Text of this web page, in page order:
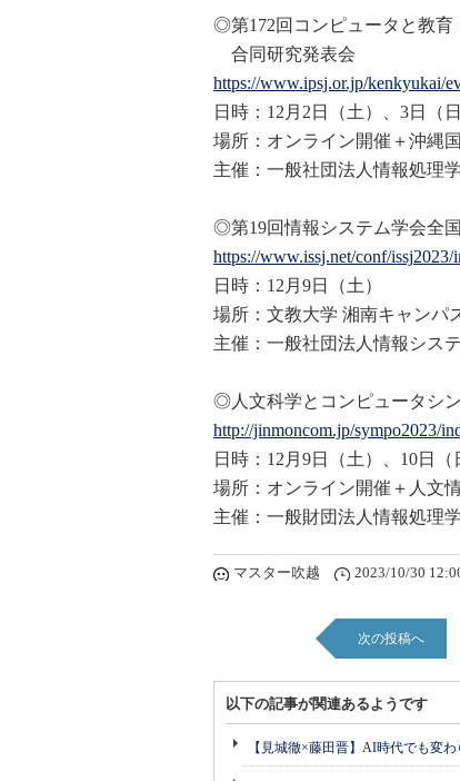
◎第172回コンピュータと教育
合同研究発表会
https://www.ipsj.or.jp/kenkyukai/
日時：12月2日（土）、3日（日
場所：オンライン開催＋沖縄
主催：一般社団法人情報処理
◎第19回情報システム学会全
https://www.issj.net/conf/issj2023/
日時：12月9日（土）
場所：文教大学 湘南キャンパ
主催：一般社団法人情報シス
◎人文科学とコンピュータシ
http://jinmoncom.jp/sympo2023/
日時：12月9日（土）、10日（
場所：オンライン開催＋人文
主催：一般財団法人情報処理
マスター吹越 2023/10/30
次の投稿へ
以下の記事が関連あるようです
【見城徹×藤田晋】AI時代でも変